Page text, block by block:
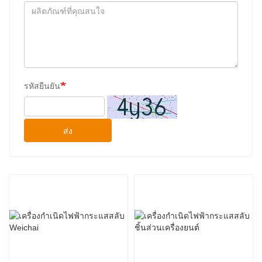
รหัสยืนยัน
ส่ง